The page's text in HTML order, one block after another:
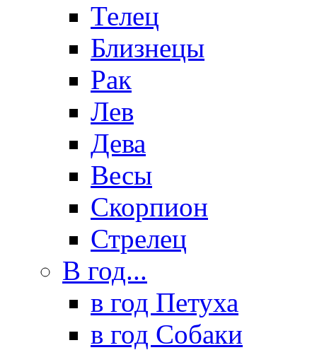
Телец
Близнецы
Рак
Лев
Дева
Весы
Скорпион
Стрелец
В год...
в год Петуха
в год Собаки